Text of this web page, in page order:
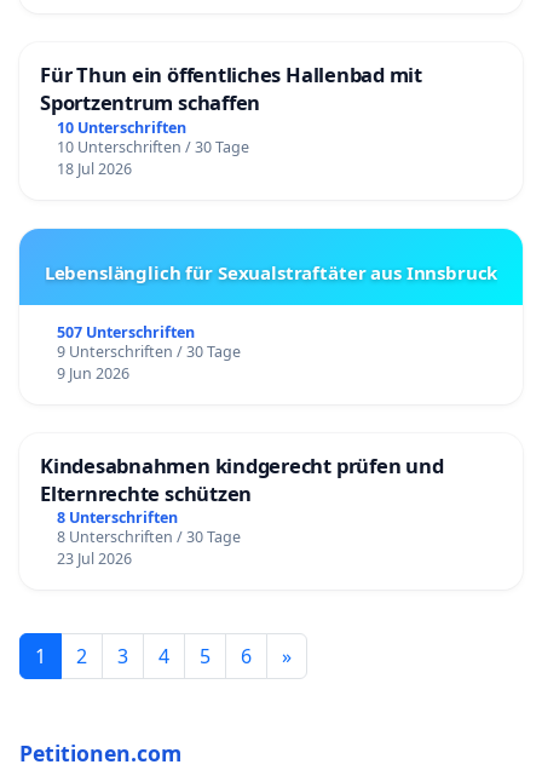
Für Thun ein öffentliches Hallenbad mit
Sportzentrum schaffen
10 Unterschriften
10 Unterschriften / 30 Tage
18 Jul 2026
Lebenslänglich für Sexualstraftäter aus Innsbruck
507 Unterschriften
9 Unterschriften / 30 Tage
9 Jun 2026
Kindesabnahmen kindgerecht prüfen und
Elternrechte schützen
8 Unterschriften
8 Unterschriften / 30 Tage
23 Jul 2026
1 2 3 4 5 6 »
Petitionen.com